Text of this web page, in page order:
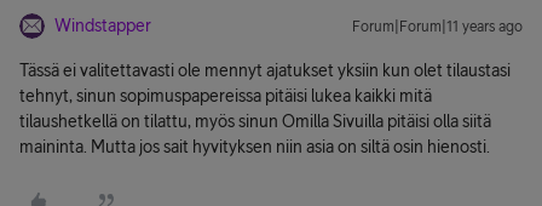
Windstapper Forum|Forum|11 years ago
Tässä ei valitettavasti ole mennyt ajatukset yksiin kun olet tilaustasi
tehnyt, sinun sopimuspapereissa pitäisi lukea kaikki mitä
tilaushetkellä on tilattu, myös sinun Omilla Sivuilla pitäisi olla siitä
maininta. Mutta jos sait hyvityksen niin asia on siltä osin hienosti.